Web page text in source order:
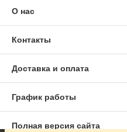
О нас
Контакты
Доставка и оплата
График работы
Полная версия сайта